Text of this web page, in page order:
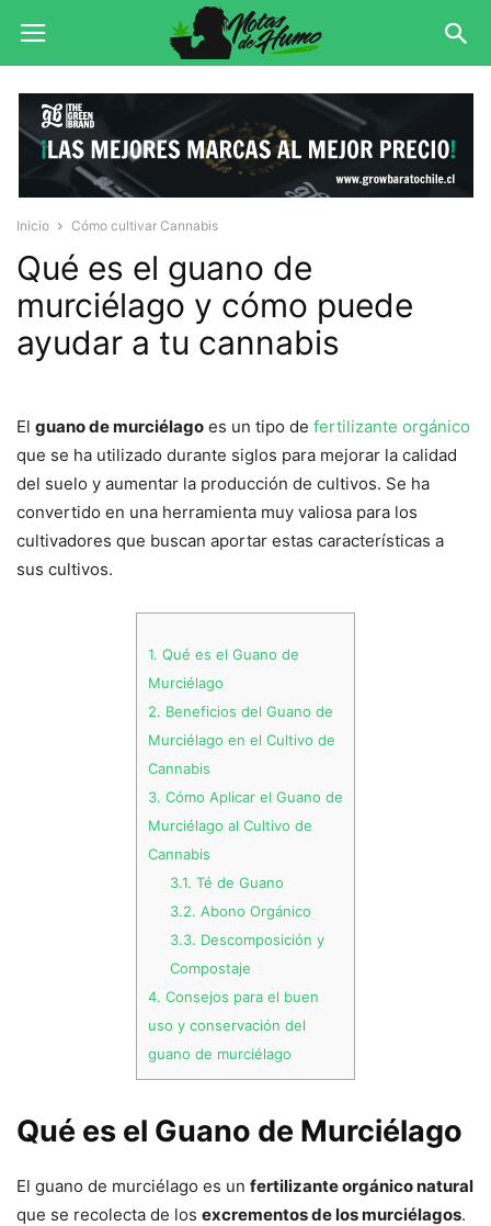
Inicio Cómo cultivar Cannabis
Qué es el guano de
murciélago y cómo puede
ayudar a tu cannabis
El guano de murciélago es un tipo de fertilizante orgánico
que se ha utilizado durante siglos para mejorar la calidad
del suelo y aumentar la producción de cultivos. Se ha
convertido en una herramienta muy valiosa para los
cultivadores que buscan aportar estas características a
sus cultivos.
1. Qué es el Guano de
Murciélago
2. Beneficios del Guano de
Murciélago en el Cultivo de
Cannabis
3. Cómo Aplicar el Guano de
Murciélago al Cultivo de
Cannabis
3.1. Té de Guano
3.2. Abono Orgánico
3.3. Descomposición y
Compostaje
4. Consejos para el buen
uso y conservación del
guano de murciélago
Qué es el Guano de Murciélago
El guano de murciélago es un fertilizante orgánico natural
que se recolecta de los excrementos de los murciélagos.